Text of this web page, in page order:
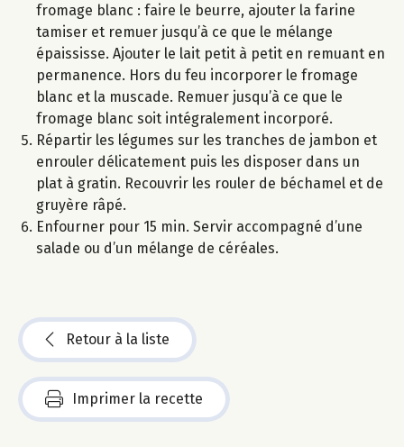
fromage blanc : faire le beurre, ajouter la farine
tamiser et remuer jusqu’à ce que le mélange
épaississe. Ajouter le lait petit à petit en remuant en
permanence. Hors du feu incorporer le fromage
blanc et la muscade. Remuer jusqu’à ce que le
fromage blanc soit intégralement incorporé.
Répartir les légumes sur les tranches de jambon et
enrouler délicatement puis les disposer dans un
plat à gratin. Recouvrir les rouler de béchamel et de
gruyère râpé.
Enfourner pour 15 min. Servir accompagné d’une
salade ou d’un mélange de céréales.
Retour à la liste
Imprimer la recette